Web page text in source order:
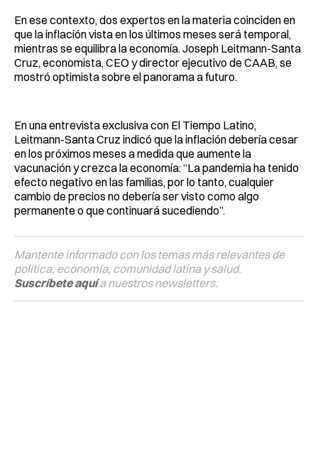
En ese contexto, dos expertos en la materia coinciden en
que la inflación vista en los últimos meses será temporal,
mientras se equilibra la economía. Joseph Leitmann-Santa
Cruz, economista, CEO y director ejecutivo de CAAB, se
mostró optimista sobre el panorama a futuro.
En una entrevista exclusiva con El Tiempo Latino,
Leitmann-Santa Cruz indicó que la inflación debería cesar
en los próximos meses a medida que aumente la
vacunación y crezca la economía: “La pandemia ha tenido
efecto negativo en las familias, por lo tanto, cualquier
cambio de precios no debería ser visto como algo
permanente o que continuará sucediendo”.
Mantente informado con los temas más relevantes de
política, economía, comunidad latina y salud.
Suscríbete aquía nuestros newsletters.